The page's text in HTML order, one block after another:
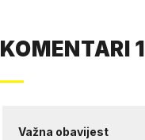
KOMENTARI 1
Važna obavijest